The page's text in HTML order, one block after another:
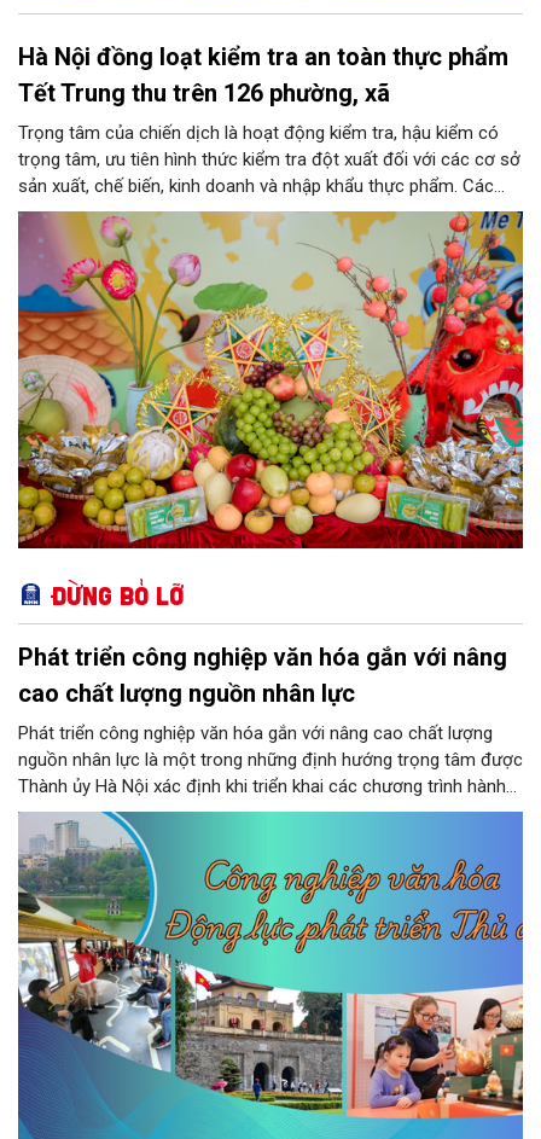
Hà Nội đồng loạt kiểm tra an toàn thực phẩm
Tết Trung thu trên 126 phường, xã
Trọng tâm của chiến dịch là hoạt động kiểm tra, hậu kiểm có
trọng tâm, ưu tiên hình thức kiểm tra đột xuất đối với các cơ sở
sản xuất, chế biến, kinh doanh và nhập khẩu thực phẩm. Các
nhóm mặt hàng tiêu thụ mạnh như bánh Trung thu, bánh mứt
kẹo, rượu, bia, nước giải khát, phụ gia thực phẩm...
Đừng bỏ lỡ
Phát triển công nghiệp văn hóa gắn với nâng
cao chất lượng nguồn nhân lực
Phát triển công nghiệp văn hóa gắn với nâng cao chất lượng
nguồn nhân lực là một trong những định hướng trọng tâm được
Thành ủy Hà Nội xác định khi triển khai các chương trình hành
động thực hiện các nghị quyết của Bộ Chính trị về giáo dục -
đào tạo, y tế và văn hóa. Theo kết luận của đồng chí Nguyễn
Văn Phong, Phó Bí thư Thành ủy, nhiều nhiệm vụ, giải pháp đồng
bộ đã được đặt ra nhằm phát huy nguồn lực con người, khơi
dậy sức mạnh văn hóa và tạo nền tảng cho sự phát triển bền
vững của Thủ đô.